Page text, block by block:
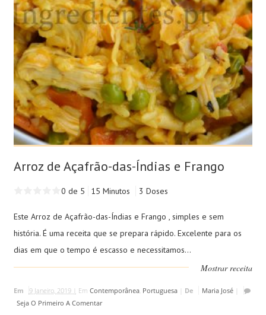
Arroz de Açafrão-das-Índias e Frango
0 de 5 15 Minutos 3 Doses
Este Arroz de Açafrão-das-Índias e Frango , simples e sem
história. É uma receita que se prepara rápido. Excelente para os
dias em que o tempo é escasso e necessitamos...
Mostrar receita
Em 9 Janeiro, 2019 | Em Contemporânea, Portuguesa| De Maria José|
Seja O Primeiro A Comentar